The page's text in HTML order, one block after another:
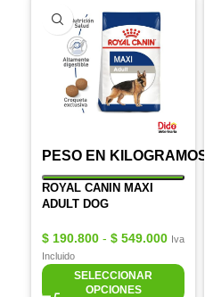
PESO EN KILOGRAMOS
ROYAL CANIN MAXI
ADULT DOG
$ 190.800 - $ 549.000 Iva
Incluido
SELECCIONAR
OPCIONES